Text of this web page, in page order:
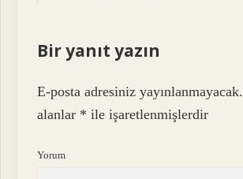
Bir yanıt yazın
E-posta adresiniz yayınlanmayacak.
alanlar * ile işaretlenmişlerdir
Yorum